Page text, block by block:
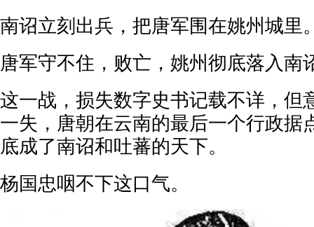
南诏立刻出兵，把唐军围在姚州城里
唐军守不住，败亡，姚州彻底落入南
这一战，损失数字史书记载不详，但
一失，唐朝在云南的最后一个行政据
底成了南诏和吐蕃的天下。
杨国忠咽不下这口气。